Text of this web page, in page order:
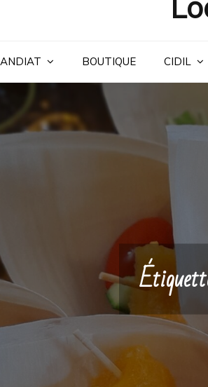
BOUTIQUE CIDIL